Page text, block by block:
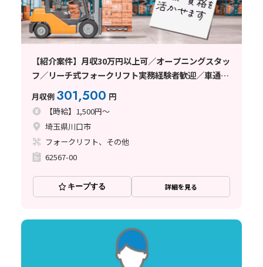
【紹介案件】月収30万円以上可／オープニングスタッ
フ／リーチ式フォークリフト実務経験者歓迎／車通勤
可／日払い・週払い制度あり
月収例 301,500 円
【時給】1,500円～
埼玉県川口市
フォークリフト、その他
62567-00
キープする 詳細を見る